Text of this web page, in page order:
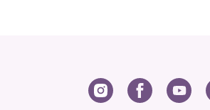
Несоблюдение правил защиты волос